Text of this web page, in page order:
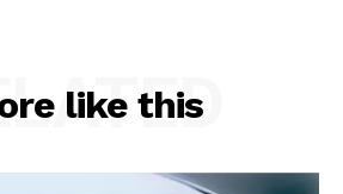
like this